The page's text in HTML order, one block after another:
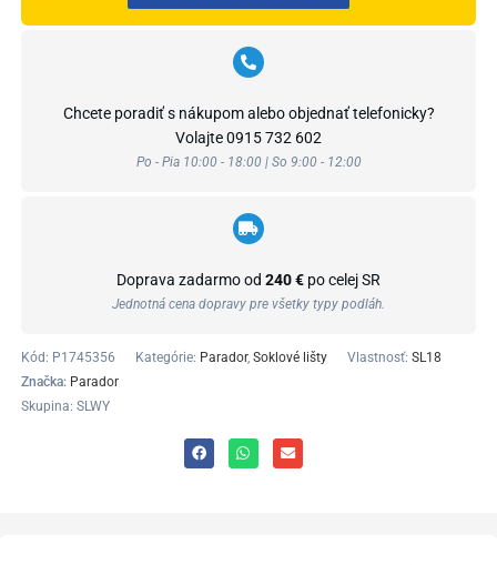
Chcete poradiť s nákupom alebo objednať telefonicky?
Volajte0915 732 602
Po - Pia 10:00 - 18:00 | So 9:00 - 12:00
Doprava zadarmo od 240 € po celej SR
Jednotná cena dopravy pre všetky typy podláh.
Kód: P1745356 Kategórie: Parador, Soklové lišty Vlastnosť: SL18
Značka: Parador
Skupina: SLWY